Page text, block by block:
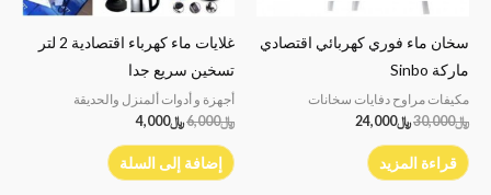
سخان ماء فوري كهربائي اقتصادي
ماركة Sinbo
مكيفات مراوح دفايات سخانات
﷼30,000﷼24,000
قراءة المزيد
غلايات ماء كهرباء اقتصادية 2 لتر
تسخين سريع جدا
أجهزة و أدوات ألمنزل والحديقة
﷼6,000﷼4,000
إضافة إلى السلة